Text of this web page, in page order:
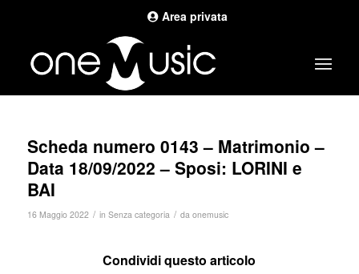
Area privata
Scheda numero 0143 – Matrimonio –
Data 18/09/2022 – Sposi: LORINI e
BAI
16 Maggio 2022 / in Senza categoria / da onemusic
Condividi questo articolo